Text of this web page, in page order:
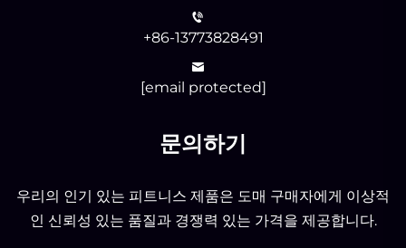
+86-13773828491
[email protected]
문의하기
우리의 인기 있는 피트니스 제품은 도매 구매자에게 이상적
인 신뢰성 있는 품질과 경쟁력 있는 가격을 제공합니다.